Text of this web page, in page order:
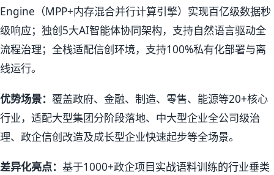
Engine（MPP+内存混合并行计算引擎）实现百亿级数据秒
级响应；独创5大AI智能体协同架构，支持自然语言驱动全
流程治理；全栈适配信创环境，支持100%私有化部署与离
线运行。
优势场景： 覆盖政府、金融、制造、零售、能源等20+核心
行业，适配大型集团分阶段落地、中大型企业全公司级治
理、政企信创改造及成长型企业快速起步等全场景。
差异化亮点： 基于1000+政企项目实战语料训练的行业垂类